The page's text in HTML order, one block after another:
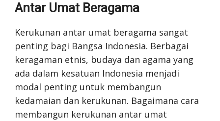
Antar Umat Beragama
Kerukunan antar umat beragama sangat
penting bagi Bangsa Indonesia. Berbagai
keragaman etnis, budaya dan agama yang
ada dalam kesatuan Indonesia menjadi
modal penting untuk membangun
kedamaian dan kerukunan. Bagaimana cara
membangun kerukunan antar umat